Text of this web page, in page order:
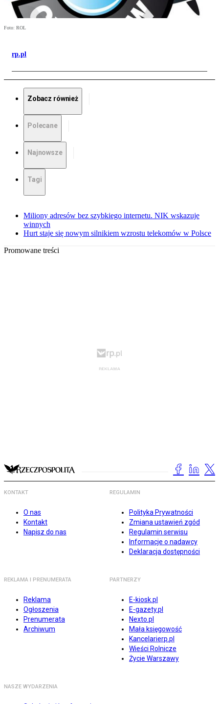
Foto: ROL
rp.pl
Zobacz również
Polecane
Najnowsze
Tagi
Miliony adresów bez szybkiego internetu. NIK wskazuje
winnych
Hurt staje się nowym silnikiem wzrostu telekomów w Polsce
Promowane treści
KONTAKT
O nas
Kontakt
Napisz do nas
REGULAMIN
Polityka Prywatności
Zmiana ustawień zgód
Regulamin serwisu
Informacje o nadawcy
Deklaracja dostępności
REKLAMA I PRENUMERATA
Reklama
Ogłoszenia
Prenumerata
Archiwum
PARTNERZY
E-kiosk.pl
E-gazety.pl
Nexto.pl
Mała księgowość
Kancelarierp.pl
Wieści Rolnicze
Życie Warszawy
NASZE WYDARZENIA